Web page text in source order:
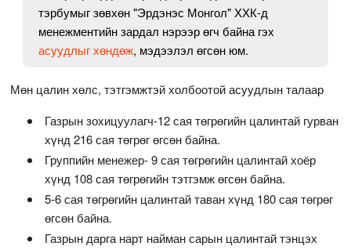
тэрбумыг зөвхөн "Эрдэнэс Монгол" ХХК-д
менежментийн зардал нэрээр өгч байна гэх
асуудлыг хөндөж, мэдээлэл өгсөн юм.
Мөн цалин хөлс, тэтгэмжтэй холбоотой асуудлын талаар
Газрын зохицуулагч-12 сая төгрөгийн цалинтай гурван
хүнд 216 сая төгрөг өгсөн байна.
Группийн менежер- 9 сая төгрөгийн цалинтай хоёр
хүнд 108 сая төгрөгийн тэтгэмж өгсөн байна.
5-6 сая төгрөгийн цалинтай таван хүнд 180 сая төгрөг
өгсөн байна.
Газрын дарга нарт найман сарын цалинтай тэнцэх